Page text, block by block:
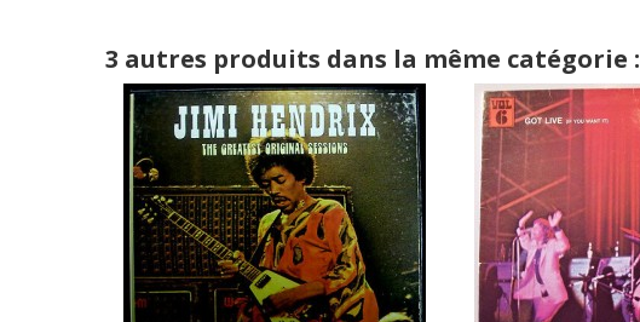
3 autres produits dans la même catégorie :